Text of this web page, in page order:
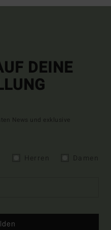
DEINE
News und exklusive